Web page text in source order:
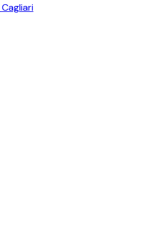
Cagliari